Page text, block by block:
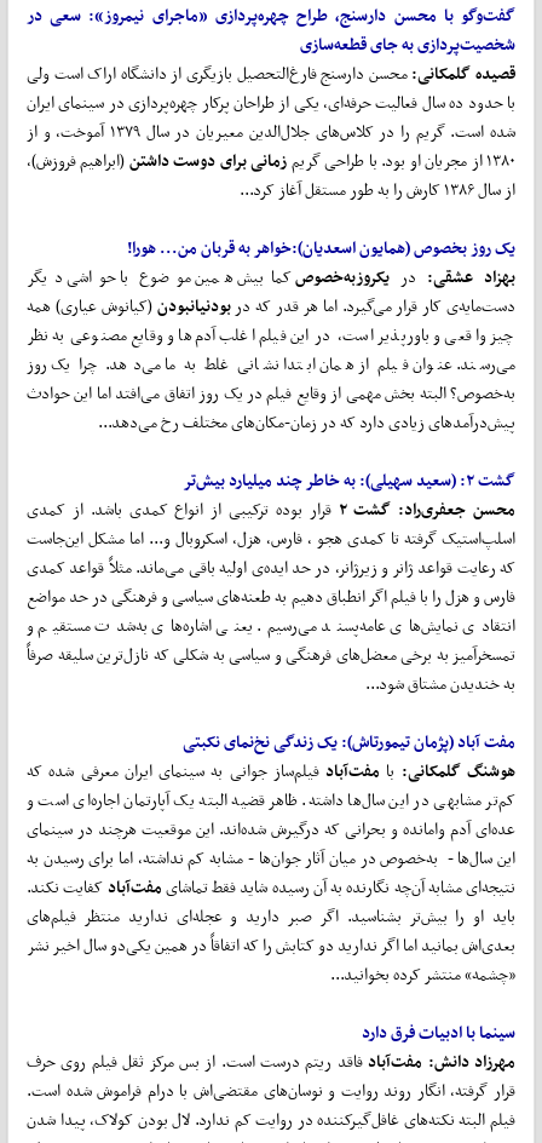
گفتوگو با محسن دارسنج، طراح چهرهپردازی «ماجرای نیمروز»: سعی در
شخصیتپردازیبهجایقطعهسازی
قصیده گلمکانی:محسن دارسنج فارغ‌التحصیل بازیگری از دانشگاه اراک است ولی
با حدود ده سال فعالیت حرفه‌ای، یکی از طراحان پرکار چهره‌پردازی در سینمای ایران
شده است. گریم را در کلاس‌های جلال‌الدین معیریان در سال ۱۳۷۹ آموخت، و از
۱۳۸۰ از مجریان او بود. با طراحی گریم
زمانی برای دوست داشتن(ابراهیم فروزش)،
از سال ۱۳۸۶ کارش را به طور مستقل آغاز کرد...
یک روز بخصوص (همایون اسعدیان):خواهر به قربان من... هورا!
بهزاد عشقی:در یکروزبهخصوصکمابیش همین موضوع با حواشی دیگر
دست‌مایه‌ی کار قرار می‌گیرد. اما هر قدر که در بودنیانبودن(کیانوش عیاری) همه
چیز واقعی و باورپذیر است، در این فیلم اغلب آدم‌ها و وقایع مصنوعی به نظر
می‌رسند. عنوان فیلم از همان ابتدا نشانی غلط به ما می‌دهد. چرا یک روز
به‌خصوص؟ البته بخش مهمی از وقایع فیلم در یک روز اتفاق می‌افتد اما این حوادث
پیش‌درآمدهای زیادی دارد که در زمان-مکان‌های مختلف رخ می‌دهد...
گشت ۲: (سعید سهیلی): به خاطر چند میلیارد بیشتر
محسن جعفری‌راد: گشت ۲قرار بوده ترکیبی از انواع کمدی باشد. از کمدی
اسلپ‌استیک گرفته تا کمدی هجو ، فارس، هزل، اسکروبال و... اما مشکل این‌جاست
که رعایت قواعد ژانر و زیرژانر، در حد ایده‌ی اولیه باقی می‌ماند. مثلاً قواعد کمدی
فارس و هزل را با فیلم اگر انطباق دهیم به طعنه‌های سیاسی و فرهنگی در حد مواضع
انتقادی نمایش‌های عامه‌پسند می‌رسیم. یعنی اشاره‌های به‌شدت مستقیم و
تمسخرآمیز به برخی معضل‌های فرهنگی و سیاسی به شکلی که نازل‌ترین سلیقه صرفاً
به خندیدن مشتاق شود...
مفت آباد (پژمان تیمورتاش):یک زندگی نخنمای نکبتی
هوشنگ گلمکانی: با مفتآبادفیلم‌ساز جوانی به سینمای ایران معرفی شده که
کم‌تر مشابهی در این سال‌ها داشته. ظاهر قضیه البته یک آپارتمان اجاره‌ای است و
عده‌ای آدم وامانده و بحرانی که درگیرش شده‌اند. این موقعیت هرچند در سینمای
این سال‌ها - به‌خصوص در میان آثار جوان‌ها - مشابه کم نداشته، اما برای رسیدن به
نتیجه‌ای مشابه آن‌چه نگارنده به آن رسیده شاید فقط تماشایمفتآبادکفایت نکند.
باید او را بیش‌تر بشناسید. اگر صبر دارید و عجله‌ای ندارید منتظر فیلم‌های
بعدی‌اش بمانید اما اگر ندارید دو کتابش را که اتفاقاً در همین یکی‌دو سال اخیر نشر
«چشمه» منتشر کرده بخوانید...
سینماباادبیاتفرقدارد
مهرزاد دانش: مفتآبادفاقد ریتم درست است. از بس مرکز ثقل فیلم روی حرف
قرار گرفته، انگار روند روایت و نوسان‌های مقتضی‌اش با درام فراموش شده است.
فیلم البته نکته‌های غافل‌گیرکننده در روایت کم ندارد. لال بودن کولاک، پیدا شدن